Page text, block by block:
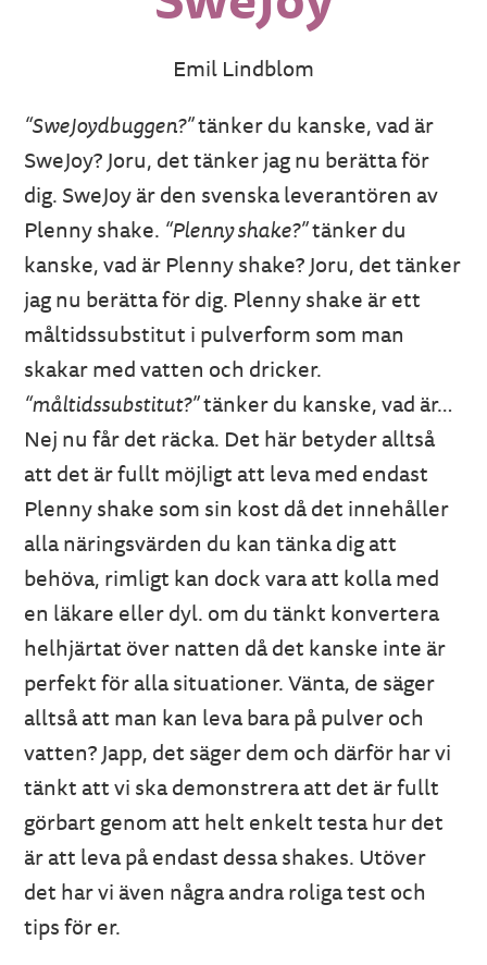
Emil Lindblom
“SweJoydbuggen?”tänker du kanske, vad är
SweJoy? Joru, det tänker jag nu berätta för
dig. SweJoy är den svenska leverantören av
Plenny shake. “Plenny shake?”tänker du
kanske, vad är Plenny shake? Joru, det tänker
jag nu berätta för dig. Plenny shake är ett
måltidssubstitut i pulverform som man
skakar med vatten och dricker.
“måltidssubstitut?”tänker du kanske, vad är…
Nej nu får det räcka. Det här betyder alltså
att det är fullt möjligt att leva med endast
Plenny shake som sin kost då det innehåller
alla näringsvärden du kan tänka dig att
behöva, rimligt kan dock vara att kolla med
en läkare eller dyl. om du tänkt konvertera
helhjärtat över natten då det kanske inte är
perfekt för alla situationer. Vänta, de säger
alltså att man kan leva bara på pulver och
vatten? Japp, det säger dem och därför har vi
tänkt att vi ska demonstrera att det är fullt
görbart genom att helt enkelt testa hur det
är att leva på endast dessa shakes. Utöver
det har vi även några andra roliga test och
tips för er.